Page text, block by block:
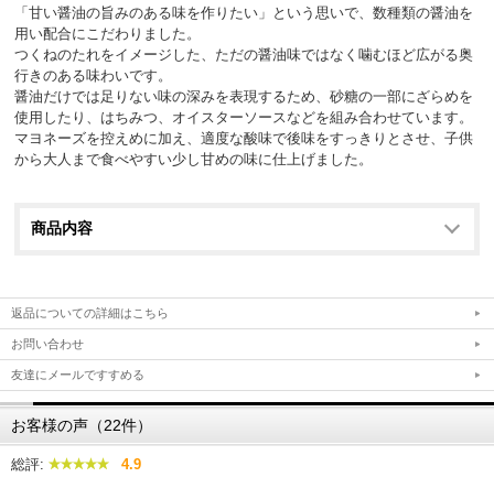
「甘い醤油の旨みのある味を作りたい」という思いで、数種類の醤油を
用い配合にこだわりました。
つくねのたれをイメージした、ただの醤油味ではなく噛むほど広がる奥
行きのある味わいです。
醤油だけでは足りない味の深みを表現するため、砂糖の一部にざらめを
使用したり、はちみつ、オイスターソースなどを組み合わせています。
マヨネーズを控えめに加え、適度な酸味で後味をすっきりとさせ、子供
から大人まで食べやすい少し甘めの味に仕上げました。
商品内容
返品についての詳細はこちら
お問い合わせ
友達にメールですすめる
お客様の声（22件）
総評: 4.9